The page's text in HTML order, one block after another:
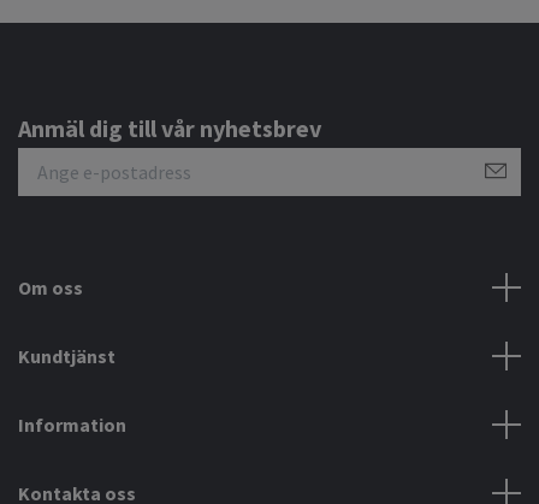
Anmäl dig till vår nyhetsbrev
Om oss
Kundtjänst
Information
Kontakta oss